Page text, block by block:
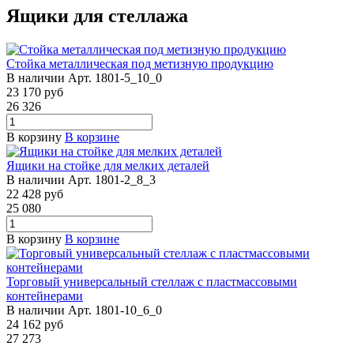
Ящики для стеллажа
Стойка металлическая под метизную продукцию
В наличии Арт. 1801-5_10_0
23 170 руб
26 326
В корзину В корзине
Ящики на стойке для мелких деталей
В наличии Арт. 1801-2_8_3
22 428 руб
25 080
В корзину В корзине
Торговый универсальный стеллаж с пластмассовыми
контейнерами
В наличии Арт. 1801-10_6_0
24 162 руб
27 273